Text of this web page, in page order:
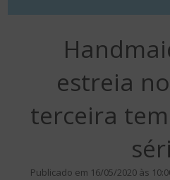
estreia
terceira
Publicado em 16/05/2020 às